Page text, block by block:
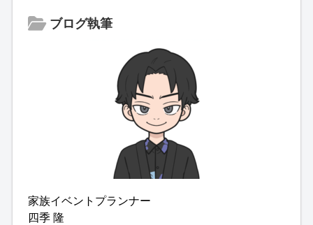
ブログ執筆
家族イベントプランナー
四季 隆